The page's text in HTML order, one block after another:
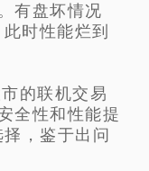
有盘坏情况
时性能烂到
的联机交易
全性和性能提
，鉴于出问